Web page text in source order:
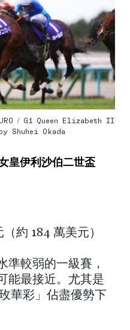
/ G1 Queen Elizabeth II
Shuhei Okada
皇伊利沙伯二世盃
約 184 萬美元）
準較弱的一級賽，
能最接近。尤其是
華彩」佔盡優勢下